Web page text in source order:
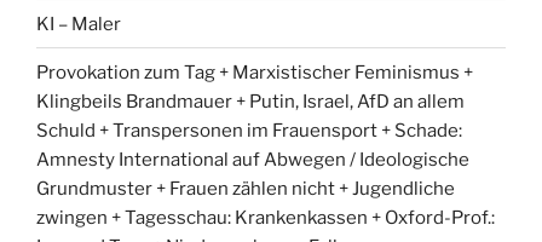
KI – Maler
Provokation zum Tag + Marxistischer Feminismus +
Klingbeils Brandmauer + Putin, Israel, AfD an allem
Schuld + Transpersonen im Frauensport + Schade:
Amnesty International auf Abwegen / Ideologische
Grundmuster + Frauen zählen nicht + Jugendliche
zwingen + Tagesschau: Krankenkassen + Oxford-Prof.: